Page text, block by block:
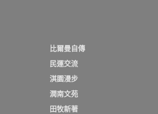
比爾曼自傳
民運交流
淇園漫步
潤南文苑
田牧新著